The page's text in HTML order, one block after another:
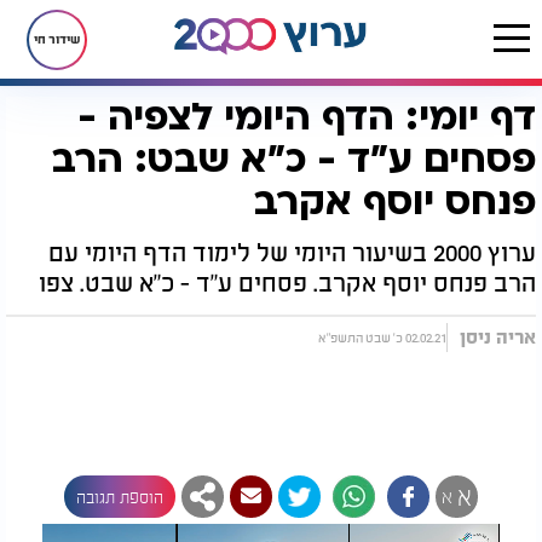
שידור חי
דף הבית הדף היומי דף יומי: הדף היומי לצפיה - פסחים ע"ד - כ"א שבט: הרב פנחס יוסף אקרב
דף יומי: הדף היומי לצפיה -
פסחים ע"ד - כ"א שבט: הרב
פנחס יוסף אקרב
ערוץ 2000 בשיעור היומי של לימוד הדף היומי עם
הרב פנחס יוסף אקרב. פסחים ע"ד - כ"א שבט. צפו
אריה ניסן 02.02.21 כ' שבט התשפ"א
א א הוספת תגובה